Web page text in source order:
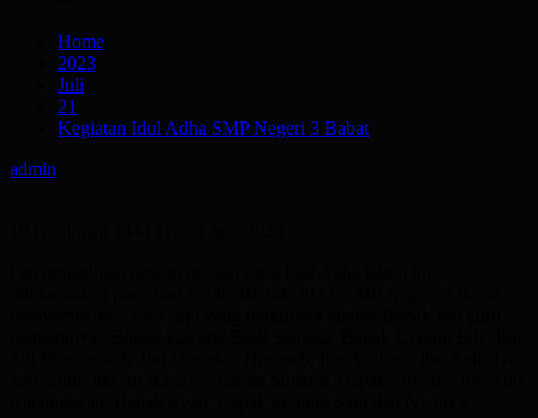
Home
2023
Juli
21
Kegiatan Idul Adha SMP Negeri 3 Babat
admin